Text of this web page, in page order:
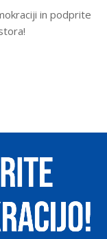
in podprite